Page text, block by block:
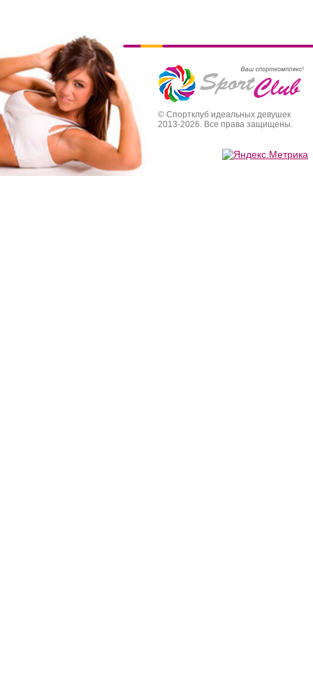
© Спортклуб идеальных девушек
2013-2026. Все права защищены.